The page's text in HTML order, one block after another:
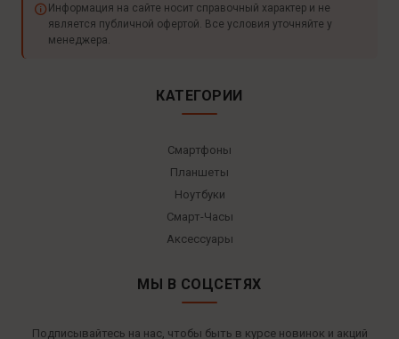
Информация на сайте носит справочный характер и не
является публичной офертой. Все условия уточняйте у
менеджера.
КАТЕГОРИИ
Смартфоны
Планшеты
Ноутбуки
Смарт-Часы
Аксессуары
МЫ В СОЦСЕТЯХ
Подписывайтесь на нас, чтобы быть в курсе новинок и акций